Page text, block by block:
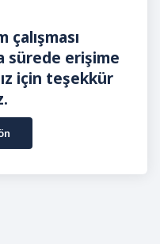
çalışması
sürede erişime
için teşekkür